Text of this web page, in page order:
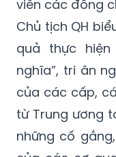
quả thực
nghĩa”, tri ân
của các cấp,
từ Trung ương
những cố
của các cơ
Lao động,